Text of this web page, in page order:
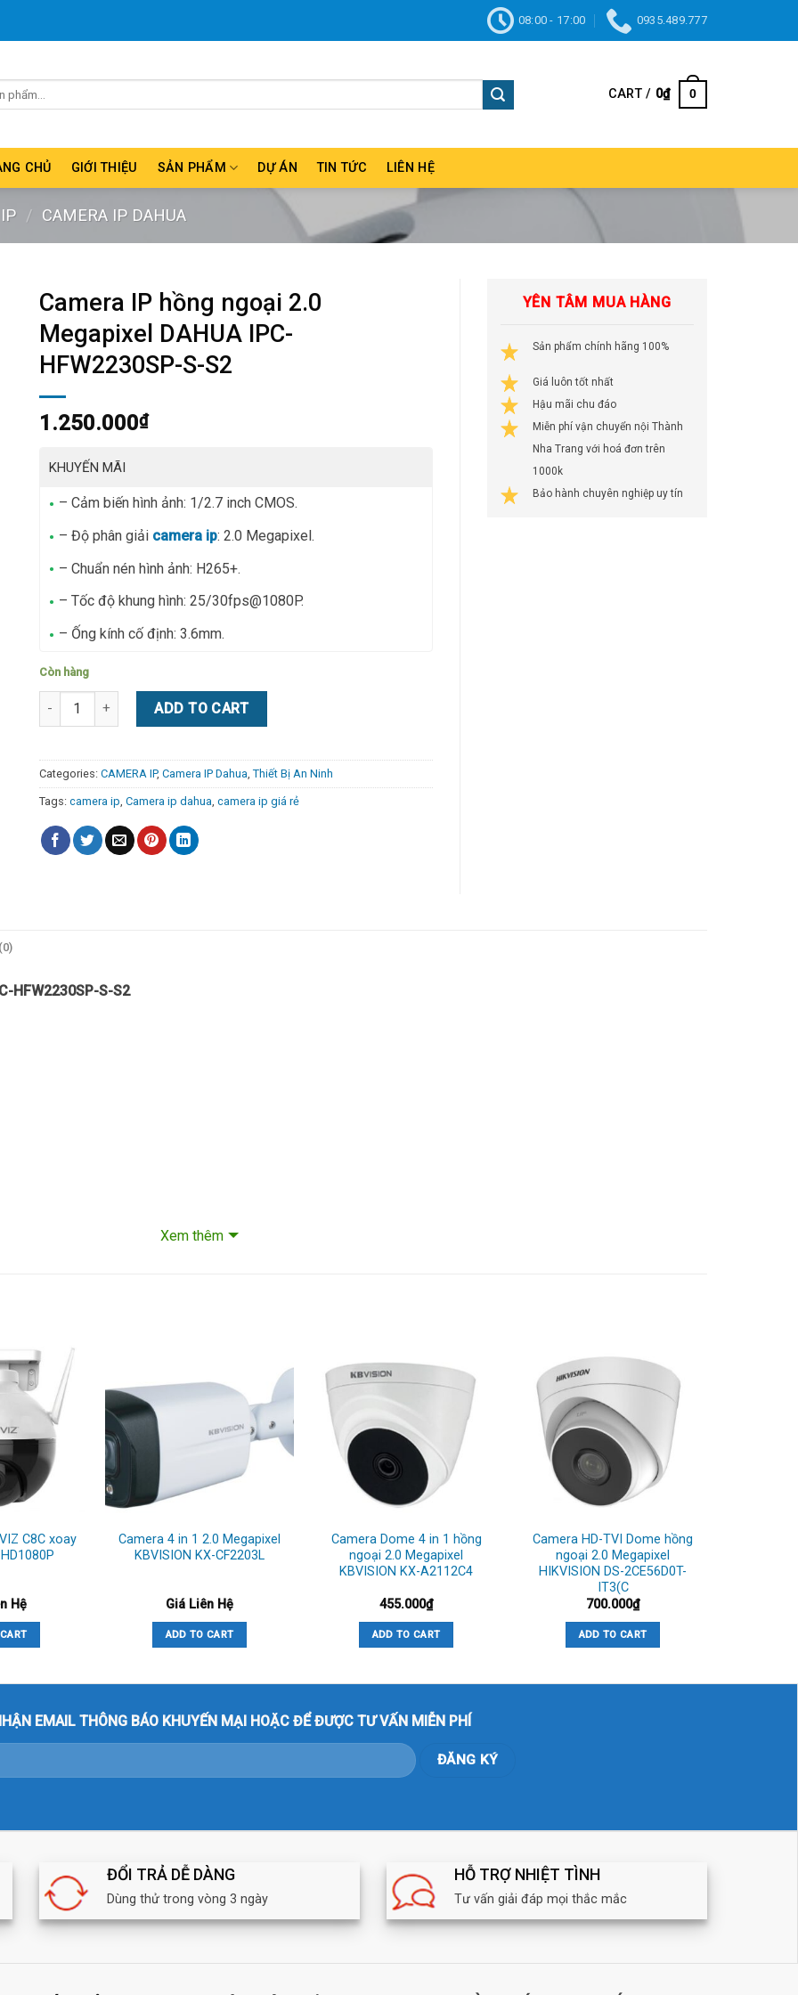
08:00 - 17:00 0935.489.777
CART / 0₫ 0
CHỦ GIỚI THIỆU SẢN PHẨM DỰ ÁN TIN TỨC LIÊN HỆ
/ CAMERA IP DAHUA
Camera IP hồng ngoại 2.0
Megapixel DAHUA IPC-
HFW2230SP-S-S2
1.250.000₫
– Cảm biến hình ảnh: 1/2.7 inch CMOS.
– Độ phân giải camera ip: 2.0 Megapixel.
– Chuẩn nén hình ảnh: H265+.
– Tốc độ khung hình: 25/30fps@1080P.
– Ống kính cố định: 3.6mm.
Còn hàng
Camera IP hồng ngoại 2.0 Megapixel DAHUA IPC-HFW2230SP-S-S2 quantity
ADD TO CART
Categories: CAMERA IP, Camera IP Dahua Thiết Bị An Ninh
Tags: camera ip Camera ip dahua camera ip giá rẻ
YÊN TÂM MUA HÀNG
Sản phẩm chính hãng 100%
Giá luôn tốt nhất
Hậu mãi chu đáo
Miễn phí vận chuyển nội Thành
Nha Trang với hoá đơn trên
1000k
Bảo hành chuyên nghiệp uy tín
HFW2230SP-S-S2
sử dụng trong nhà và ngoài trời).
Xem thêm
C8C xoay
Hệ
Camera 4 in 1 2.0 Megapixel
KBVISION KX-CF2203L
Giá Liên Hệ
ADD TO CART
Camera Dome 4 in 1 hồng
ngoại 2.0 Megapixel
KBVISION KX-A2112C4
455.000₫
ADD TO CART
Camera HD-TVI Dome hồng
ngoại 2.0 Megapixel
HIKVISION DS-2CE56D0T-
IT3(C
700.000₫
ADD TO CART
EMAIL THÔNG BÁO KHUYẾN MẠI HOẶC ĐỂ ĐƯỢC TƯ VẤN MIỄN PHÍ
ĐỔI TRẢ DỄ DÀNG
Dùng thử trong vòng 3 ngày
HỖ TRỢ NHIỆT TÌNH
Tư vấn giải đáp mọi thắc mắc